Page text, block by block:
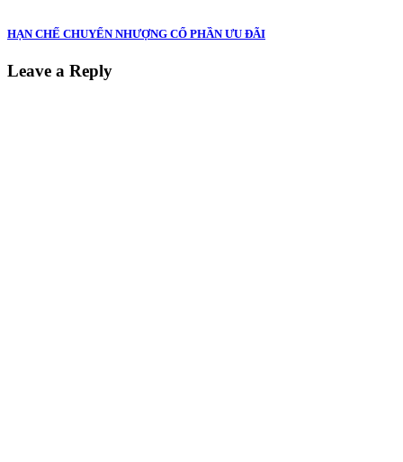
HẠN CHẾ CHUYỂN NHƯỢNG CỔ PHẦN ƯU ĐÃI
Leave a Reply